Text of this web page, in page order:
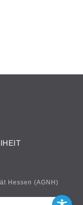
Hessen (AGNH)